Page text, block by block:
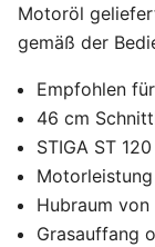
Motoröl
gemäß der
Empfohlen
46 cm
STIGA ST
Hubraum von
Grasauffang